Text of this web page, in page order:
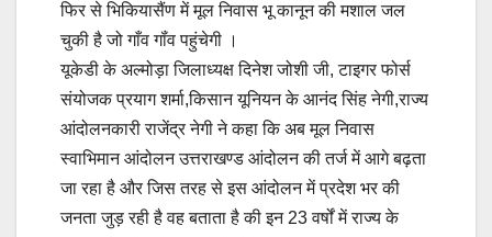
फिर से भिकियासैंण में मूल निवास भू कानून की मशाल जल
चुकी है जो गाँव गॉंव पहुंचेगी ।
यूकेडी के अल्मोड़ा जिलाध्यक्ष दिनेश जोशी जी, टाइगर फोर्स
संयोजक प्रयाग शर्मा,किसान यूनियन के आनंद सिंह नेगी,राज्य
आंदोलनकारी राजेंद्र नेगी ने कहा कि अब मूल निवास
स्वाभिमान आंदोलन उत्तराखण्ड आंदोलन की तर्ज में आगे बढ़ता
जा रहा है और जिस तरह से इस आंदोलन में प्रदेश भर की
जनता जुड़ रही है वह बताता है की इन 23 वर्षों में राज्य के